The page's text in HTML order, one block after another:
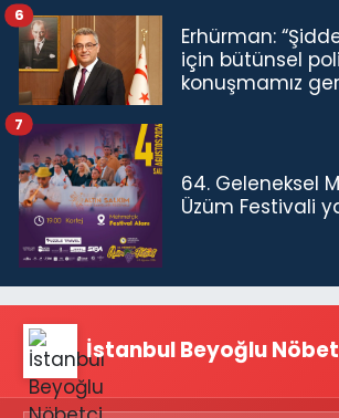
Erhürman:
için bütünsel
konuşmamız
6
64. Geleneksel
Üzüm Festivali
7
İstanbul Beyoğlu